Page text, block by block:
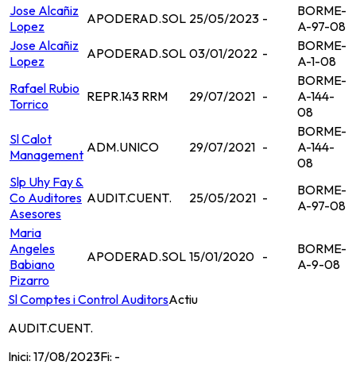
Jose Alcañiz
Lopez
APODERAD.SOL 25/05/2023 -
BORME-
A-97-08
Jose Alcañiz
Lopez
APODERAD.SOL 03/01/2022 -
BORME-
A-1-08
Rafael Rubio
Torrico
REPR.143 RRM 29/07/2021 -
BORME-
A-144-
08
Sl Calot
Management ADM.UNICO 29/07/2021 -
BORME-
A-144-
08
Slp Uhy Fay &
Co Auditores
Asesores
AUDIT.CUENT. 25/05/2021 -
BORME-
A-97-08
Maria
Angeles
Babiano
Pizarro
APODERAD.SOL 15/01/2020 -
BORME-
A-9-08
Sl Comptes i Control AuditorsActiu
AUDIT.CUENT.
Inici: 17/08/2023Fi: -